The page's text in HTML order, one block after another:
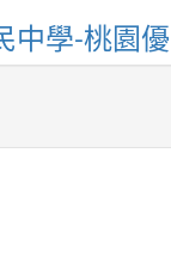
中學-桃園